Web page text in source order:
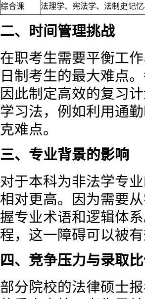
综合课
法理学、宪法学、法制史记
二、时间管理挑战
在职考生需要平衡工
日制考生的最大难点
因此制定高效的复习
学习法，例如利用通
克难点。
三、专业背景的影响
对于本科为非法学专
相对更高。因为需要
握专业术语和逻辑体
程，这一障碍可以被
四、竞争压力与录取
部分院校的法律硕士